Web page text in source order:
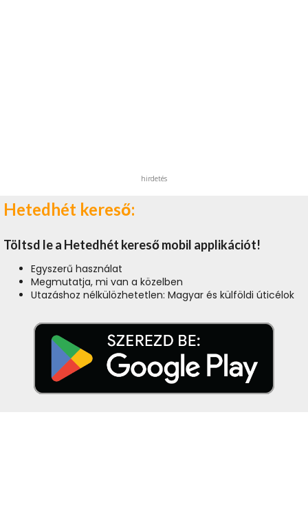
hirdetés
Hetedhét kereső:
Töltsd le a Hetedhét kereső mobil applikációt!
Egyszerű használat
Megmutatja, mi van a közelben
Utazáshoz nélkülözhetetlen: Magyar és külföldi úticélok